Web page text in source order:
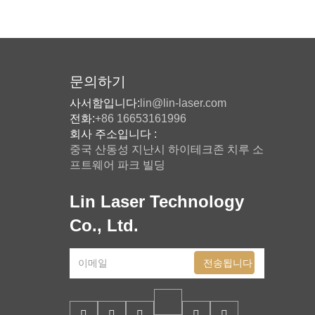
문의하기
사서함입니다: lin@lin-laser.com
전화:+86 16653161996
회사 주소입니다 :
중국 산동성 지난시 하이테크존 치루 소
프트웨어 파크 빌딩
Lin Laser Technology
Co., Ltd.
전송됩니다